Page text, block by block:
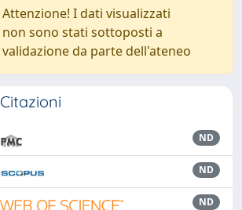
Attenzione! I dati visualizzati
non sono stati sottoposti a
validazione da parte dell'ateneo
Citazioni
ND
ND
ND